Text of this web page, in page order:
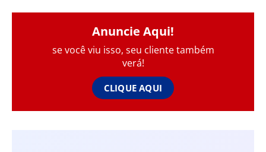
Anuncie Aqui!
se você viu isso, seu cliente também
verá!
CLIQUE AQUI